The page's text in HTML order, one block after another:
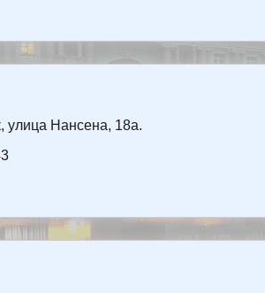
улица Нансена, 18а.